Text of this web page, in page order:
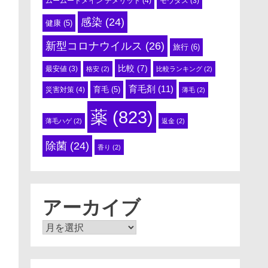
健康 (5) 感染 (24)
新型コロナウイルス (26) 旅行 (6)
最安値 (3) 格安 (2) 比較 (7) 比較ランキング (2)
災害対策 (4) 育毛 (5) 育毛剤 (11) 薄毛 (2)
薄毛ハゲ(2) 薬 (823) 返金 (2)
除菌 (24) 香り (2)
アーカイブ
ア